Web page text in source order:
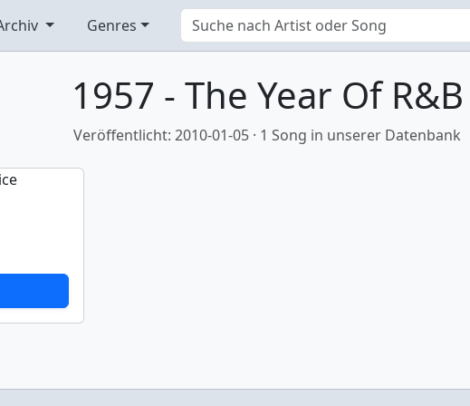
Genres
1957 - The Year Of R&B
Veröffentlicht: 2010-01-05 · 1 Song in unserer Datenbank